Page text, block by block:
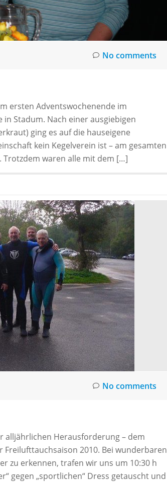
No comments
ersten Adventswochenende im
Stadum. Nach einer ausgiebigen
ging es auf die hauseigene
kein Kegelverein ist – am gesamten
Trotzdem waren alle mit dem […]
No comments
alljährlichen Herausforderung – dem
2010. Bei wunderbaren
zu erkennen, trafen wir uns um 10:30 h
gegen „sportlichen“ Dress getauscht und